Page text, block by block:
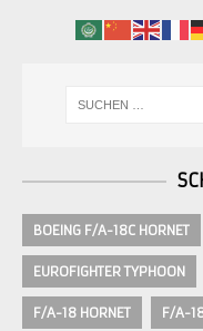
BOEING F/A-18C HORNET
EUROFIGHTER TYPHOON
F/A-18 HORNET F/A-